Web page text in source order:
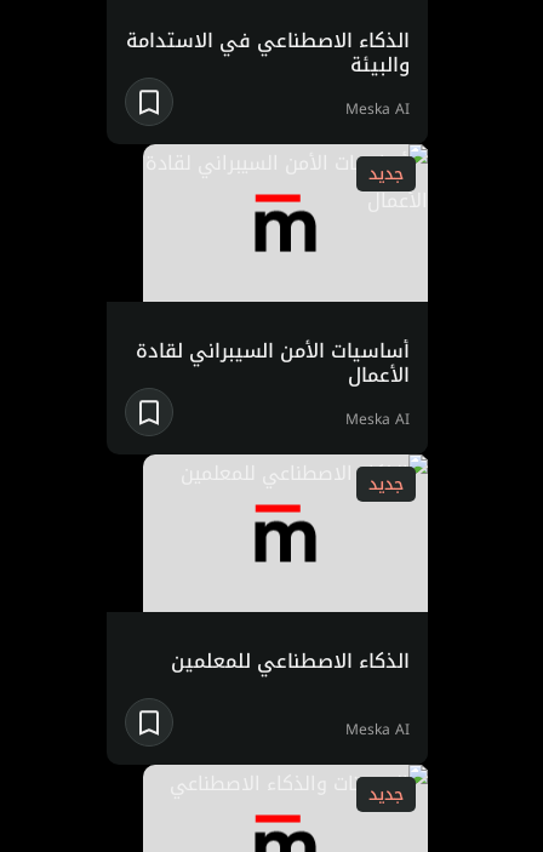
الذكاء الاصطناعي في الاستدامة
والبيئة
Meska AI
جديد
أساسيات الأمن السيبراني لقادة
الأعمال
Meska AI
جديد
الذكاء الاصطناعي للمعلمين
Meska AI
جديد